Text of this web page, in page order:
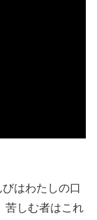
はわたしの口
苦しむ者はこれ